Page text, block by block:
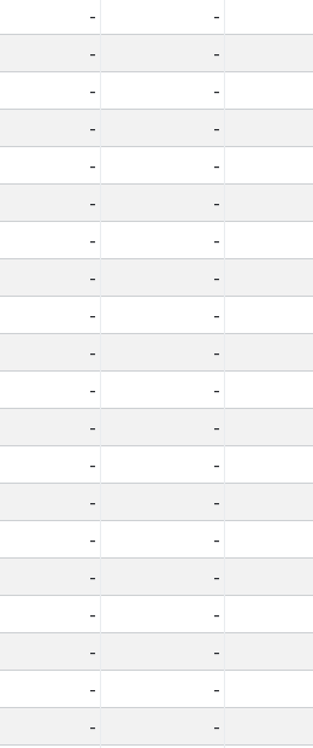
- -
- -
- -
- -
- -
- -
- -
- -
- -
- -
- -
- -
- -
- -
- -
- -
- -
- -
- -
- -